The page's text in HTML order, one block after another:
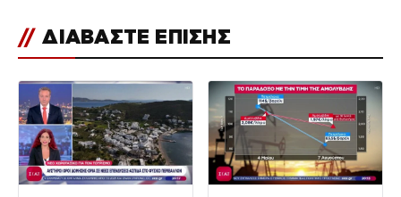
// ΔΙΑΒΑΣΤΕ ΕΠΙΣΗΣ